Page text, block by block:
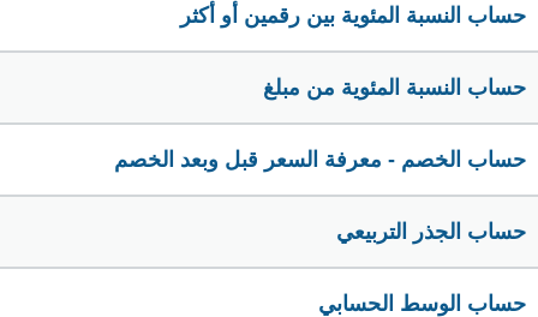
حساب النسبة المئوية بين رقمين أو أكثر
حساب النسبة المئوية من مبلغ
حساب الخصم - معرفة السعر قبل وبعد الخصم
حساب الجذر التربيعي
حساب الوسط الحسابي